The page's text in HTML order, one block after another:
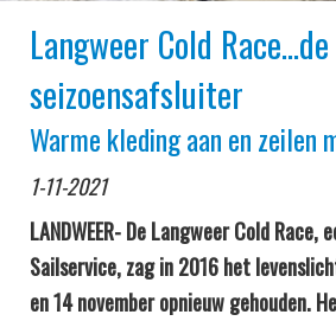
Langweer Cold Race...de
seizoensafsluiter
Warme kleding aan en zeilen
1-11-2021
LANDWEER- De Langweer Cold
Sailservice, zag in 2016 het
en 14 november opnieuw gehouden.